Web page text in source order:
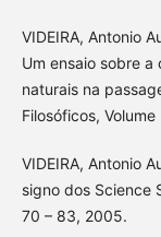
VIDEIRA, Antonio
Um ensaio sobre
naturais na
Filosóficos,
VIDEIRA, Antonio
signo dos Science
70 – 83, 2005.